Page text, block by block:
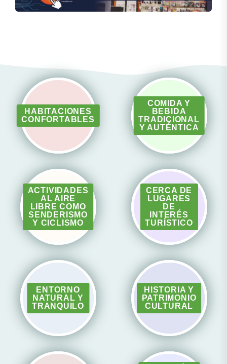
HABITACIONES
CONFORTABLES
COMIDA Y
BEBIDA
TRADICIONAL
Y AUTÉNTICA
ACTIVIDADES
AL AIRE
LIBRE COMO
SENDERISMO
Y CICLISMO
CERCA DE
LUGARES
DE
INTERÉS
TURÍSTICO
ENTORNO
NATURAL Y
TRANQUILO
HISTORIA Y
PATRIMONIO
CULTURAL